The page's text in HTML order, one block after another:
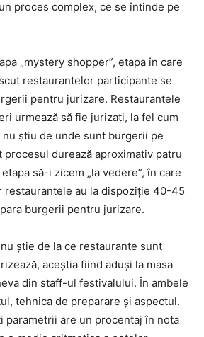
proces complex, ce se întinde pe
„mystery shopper”, etapa în care
restaurantelor participante se
pentru jurizare. Restaurantele
urmează să fie jurizați, la fel cum
știu de unde sunt burgerii pe
durează aproximativ patru
să-i zicem „la vedere”, în care
restaurantele au la dispoziție 40-45
burgerii pentru jurizare.
știe de la ce restaurante sunt
aceștia fiind aduși la masa
din staff-ul festivalului. În ambele
tehnica de preparare și aspectul.
parametrii are un procentaj în nota